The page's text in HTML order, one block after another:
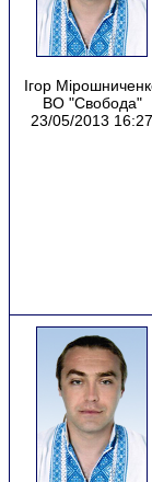
Ігор
ВО "Свобода"
23/05/2013 16:27